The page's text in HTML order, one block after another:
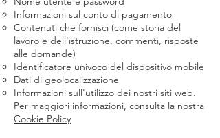
Informazioni sul conto di pagamento
Contenuti che fornisci (come storia del
lavoro e dell'istruzione, commenti, risposte
alle domande)
Identificatore univoco del dispositivo mobile
Dati di geolocalizzazione
Informazioni sull'utilizzo dei nostri siti web.
Per maggiori informazioni, consulta la nostra
Cookie Policy